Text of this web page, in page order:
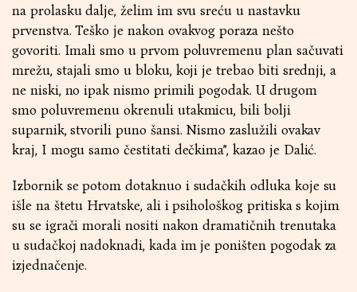
na prolasku dalje, želim im svu sreću u nastavku
prvenstva. Teško je nakon ovakvog poraza nešto
govoriti. Imali smo u prvom poluvremenu plan sačuvati
mrežu, stajali smo u bloku, koji je trebao biti srednji, a
ne niski, no ipak nismo primili pogodak. U drugom
smo poluvremenu okrenuli utakmicu, bili bolji
suparnik, stvorili puno šansi. Nismo zaslužili ovakav
kraj, I mogu samo čestitati dečkima”, kazao je Dalić.
Izbornik se potom dotaknuo i sudačkih odluka koje su
išle na štetu Hrvatske, ali i psihološkog pritiska s kojim
su se igrači morali nositi nakon dramatičnih trenutaka
u sudačkoj nadoknadi, kada im je poništen pogodak za
izjednačenje.